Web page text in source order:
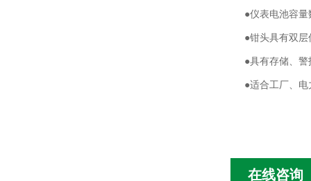
●仪表电池容
●钳头具有双
●具有存储、警
●适合工厂、
在线咨询